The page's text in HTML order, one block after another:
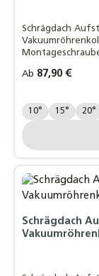
Schrägdach
Regulärer Preis:
Ab 87,90 €
Grad:
10° 15° 20°
Schrägdach